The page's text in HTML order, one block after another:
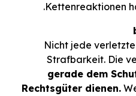
Kettenreaktionen
Nicht jede
Strafbarkeit. Die
gerade dem
Rechtsgüter dienen.